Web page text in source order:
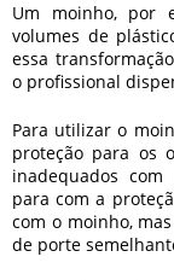
Um moinho, por
volumes de
essa
o profissional
Para utilizar o
proteção para os
inadequados
para com a
com o moinho,
de porte